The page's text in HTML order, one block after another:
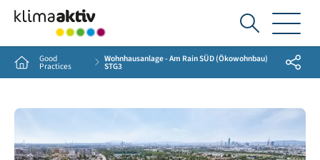
Ich
suche...
Home Good
Practices
Wohnhausanlage - Am Rain SÜD (Ökowohnbau)
STG3 Share